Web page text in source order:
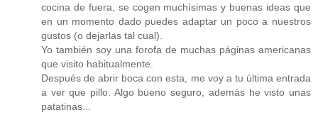
cocina de fuera, se cogen muchísimas y buenas ideas que
en un momento dado puedes adaptar un poco a nuestros
gustos (o dejarlas tal cual).
Yo también soy una forofa de muchas páginas americanas
que visito habitualmente.
Después de abrir boca con esta, me voy a tu última entrada
a ver que pillo. Algo bueno seguro, además he visto unas
patatinas...